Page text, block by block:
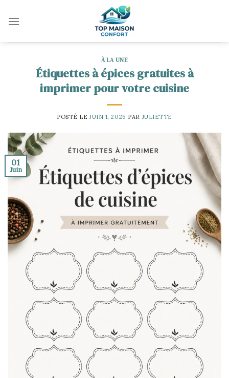
À LA UNE
Étiquettes à épices gratuites à
imprimer pour votre cuisine
POSTÉ LE JUIN 1, 2026 PAR JULIETTE
01
Juin